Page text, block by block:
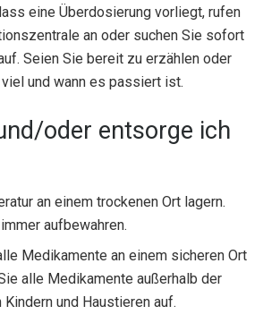
eine Überdosierung vorliegt, rufen
an oder suchen Sie sofort
Seien Sie bereit zu erzählen oder
und wann es passiert ist.
oder entsorge ich
an einem trockenen Ort lagern.
aufbewahren.
Medikamente an einem sicheren Ort
alle Medikamente außerhalb der
und Haustieren auf.